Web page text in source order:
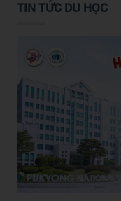
TIN TỨC DU HỌC